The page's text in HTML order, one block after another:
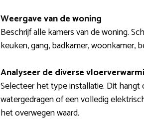
Weergave van de woning
Beschrijf alle kamers van de woning.
keuken, gang, badkamer, woonkamer,
Analyseer de diverse
Selecteer het type installatie. Dit
watergedragen of een volledig
het overwegen waard.